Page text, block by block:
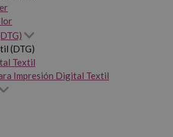
(DTG)
Textil
Impresión Digital Textil